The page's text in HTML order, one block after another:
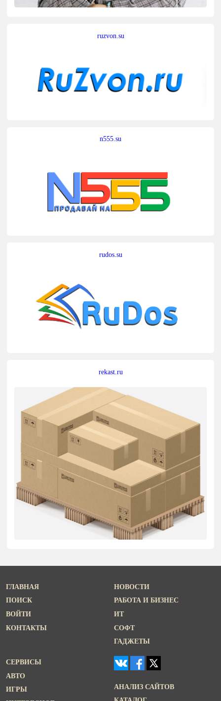
ruzvon.su
n555.su
rudos.su
rekast.ru
ГЛАВНАЯ
ПОИСК
ВОЙТИ
КОНТАКТЫ
НОВОСТИ
РАБОТА И БИЗНЕС
ИТ
СОФТ
ГАДЖЕТЫ
СЕРВИСЫ
АВТО
ИГРЫ
АНАЛИЗ САЙТОВ